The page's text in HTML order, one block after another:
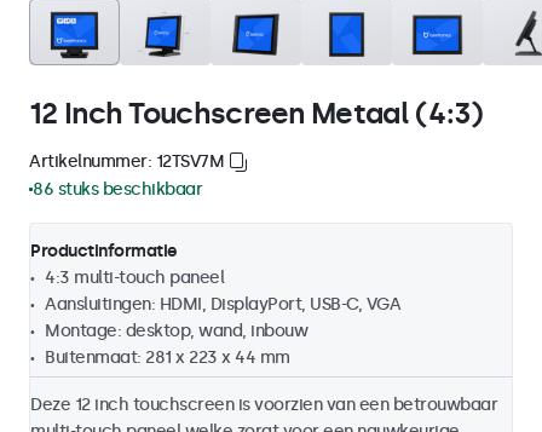
12 Inch Touchscreen Metaal (4:3)
Artikelnummer: 12TSV7M
86 stuks beschikbaar
Productinformatie
4:3 multi-touch paneel
Aansluitingen: HDMI, DisplayPort, USB-C, VGA
Montage: desktop, wand, inbouw
Buitenmaat: 281 x 223 x 44 mm
Deze 12 inch touchscreen is voorzien van een betrouwbaar